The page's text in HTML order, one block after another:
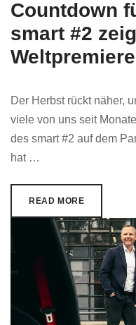
Countdown
smart #2
Weltpremiere
Der Herbst rückt näher,
viele von uns seit
des smart #2 auf dem
hat …
READ MORE